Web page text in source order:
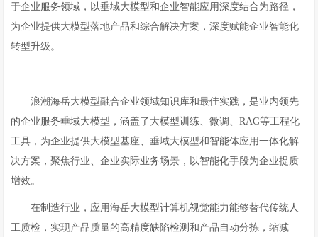
于企业服务领域，以垂域大模型和企业智能应用深度结合为路径，
为企业提供大模型落地产品和综合解决方案，深度赋能企业智能化
转型升级。
浪潮海岳大模型融合企业领域知识库和最佳实践，是业内领先
的企业服务垂域大模型，涵盖了大模型训练、微调、RAG等工程化
工具，为企业提供大模型基座、垂域大模型和智能体应用一体化解
决方案，聚焦行业、企业实际业务场景，以智能化手段为企业提质
增效。
在制造行业，应用海岳大模型计算机视觉能力能够替代传统人
工质检，实现产品质量的高精度缺陷检测和产品自动分拣，缩减